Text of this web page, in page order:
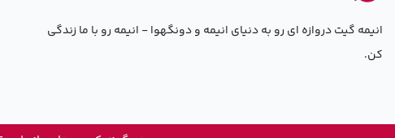
انیمه گیت دروازه ای رو به دنیای انیمه و دونگهوا - انیمه رو با ما زندگی
کن.